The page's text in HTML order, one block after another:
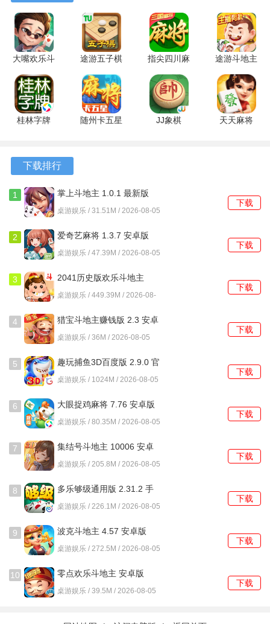
种创新玩法供玩家选择。
2、 智能匹配对手：系统会根据你当前的实力自动匹配适合
你挑战的对手，保证公平竞技。
3、 社交互动：游戏内置实时聊天功能，让你与其他玩家进
行互动、交流。
游戏玩法
1、 玩家可以选择经典斗地主或其他创新玩法进行游戏。
3、 在规定时间内出完手中的牌即可获胜，击败对手成为最
游戏简评
有乐斗地主电视版通过深度定制电视遥控器操作方式，为用
户带来了更加便捷舒适的体验。其精美的画面和音效、多样
一试。无论是独自享受轻松愉悦的打牌时光还是与朋友一起
竞技PK，有乐斗地主电视版都能满足你对斗地主游戏的需
求。
游戏更新
1、上线更多超值优惠礼包;
3、优化部分界面的UI显示;
4、提升游戏整体流畅度。
大嘴欢乐斗
地主 1.3.1
安卓版
途游五子棋
5.564 最新
版
指尖四川麻
将
7.10.604
安卓版
途游斗地主
3.6.0720
最新版
桂林字牌
随州卡五星
JJ象棋
天天麻将
下载排行
1 掌上斗地主 1.0.1 最新版
桌游娱乐 / 31.51M / 2026-08-05
下载
2 爱奇艺麻将 1.3.7 安卓版
桌游娱乐 / 47.39M / 2026-08-05
下载
3
2041历史版欢乐斗地主
8.056.016 官方版
桌游娱乐 / 449.39M / 2026-08-
下载
4
猎宝斗地主赚钱版 2.3 安卓
版
桌游娱乐 / 36M / 2026-08-05
下载
5
趣玩捕鱼3D百度版 2.9.0 官
方版
桌游娱乐 / 1024M / 2026-08-05
下载
6 大眼捉鸡麻将 7.76 安卓版
桌游娱乐 / 80.35M / 2026-08-05
下载
7
集结号斗地主 10006 安卓
版
桌游娱乐 / 205.8M / 2026-08-05
下载
8
多乐够级通用版 2.31.2 手
机版
桌游娱乐 / 226.1M / 2026-08-05
下载
9 波克斗地主 4.57 安卓版
桌游娱乐 / 272.5M / 2026-08-05
下载
10 零点欢乐斗地主 安卓版
桌游娱乐 / 39.5M / 2026-08-05
下载